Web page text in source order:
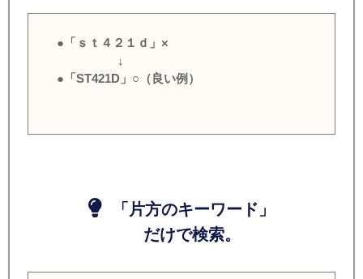
●「ｓｔ４２１ｄ」×
↓
●「ST421D」○（良い例）
「片方のキーワード」
だけで検索。